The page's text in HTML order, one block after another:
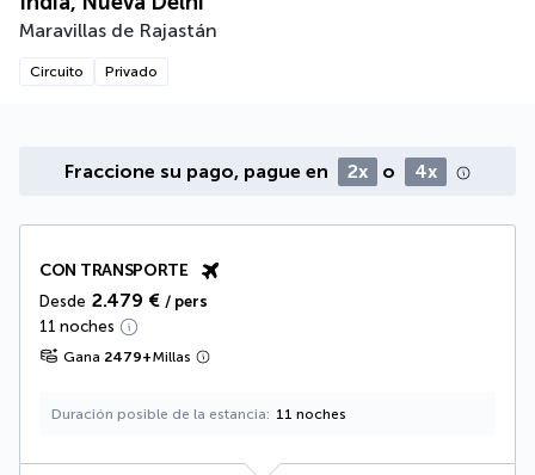
Maravillas de Rajastán
Circuito Privado
Fraccione su pago, pague en 2x o 4x
CON TRANSPORTE
Desde 2.479 € / pers
11 noches
Gana 2479+Millas
Duración posible de la estancia 11 noches